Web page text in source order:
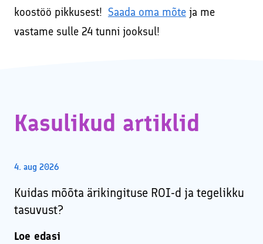
Sotsiaalmeedia koolitus veebis – turundamine
Facebookis ja Instagramis
Koolitaja Brit Mesipuu
VÄRSKED UUDISED E-MAILILE!
koostöö pikkusest! Saada oma mõteja me
vastame sulle 24 tunni jooksul!
Kasulikud artiklid
4. aug 2026
Kuidas mõõta ärikingituse ROI-d ja tegelikku
tasuvust?
Loe edasi